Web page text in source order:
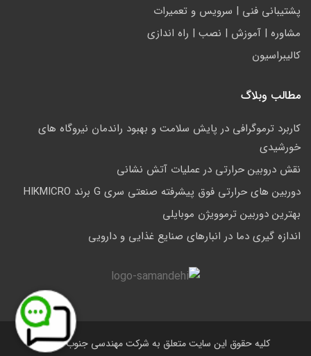
پشتيباني فني | سرويس و تعمیرات
مشاوره | آموزش | نصب | راه اندازی
کالیبراسیون
مطالب وبلاگ
کاربرد ترموگرافی در پایش سلامت و بهبود راندمان نیروگاه های
خورشیدی
نقش دروبین حرارتی در عملیات آتش نشانی
دوربین های حرارتی فوق پیشرفته صنعتی سری G برند HIKMICRO
بهترین دوربین ترموویژن موبایلی
اندازه گیری دما در انبارهای صنایع غذایی و دارویی
کلیه حقوق این سایت متعلق به شرکت مهندسی جنوب است.